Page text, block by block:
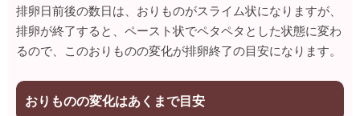
排卵日前後の数日は、おりものがスライム状になりますが、
排卵が終了すると、ペースト状でペタペタとした状態に変わ
るので、このおりものの変化が排卵終了の目安になります。
おりものの変化はあくまで目安